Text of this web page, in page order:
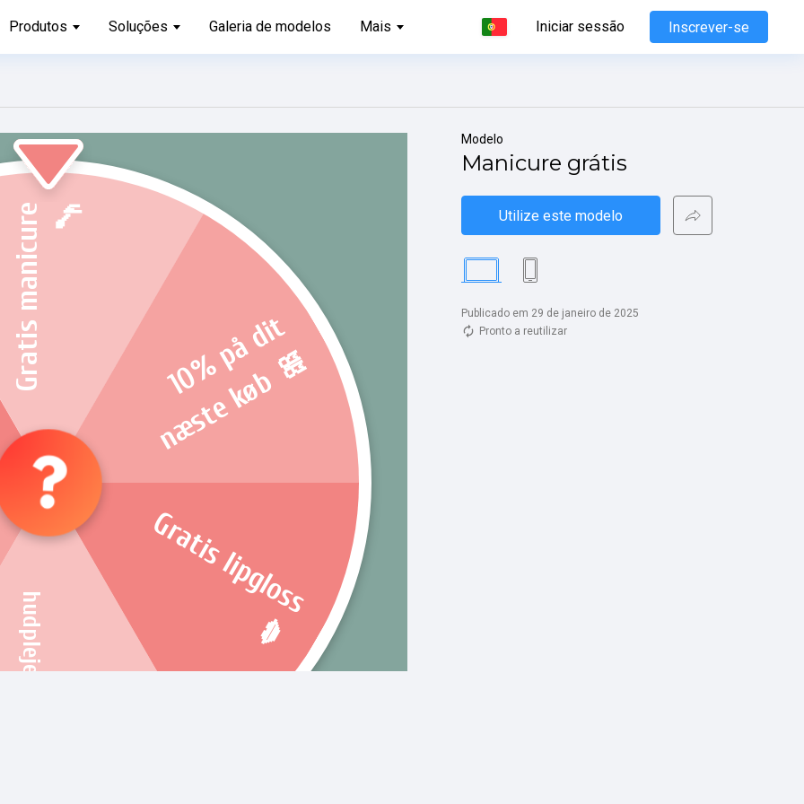
Produtos Soluções Galeria de modelos Mais Iniciar sessão Inscrever-se
Modelo
Manicure grátis
Utilize este modelo
Publicado em 29 de janeiro de 2025
Pronto a reutilizar